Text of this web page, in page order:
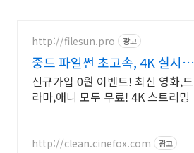
http://filesun.pro 광고
중드 파일썬 초고속, 4K 실시간
보기!
신규가입 0원 이벤트! 최신 영화,드
라마,애니 모두 무료! 4K 스트리밍
http://clean.cinefox.com 광고